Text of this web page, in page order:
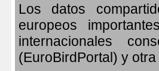
Los datos
europeos
internacionales
(EuroBirdPortal) y